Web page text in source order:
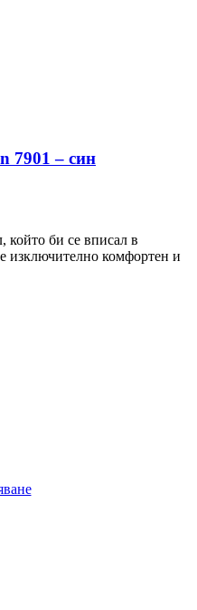
7901 – син
който би се вписал в
изключително комфортен и